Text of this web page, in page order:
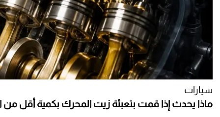
سيارات
ماذا يحدث إذا قمت بتعبئة زيت المحرك بكمية أقل من